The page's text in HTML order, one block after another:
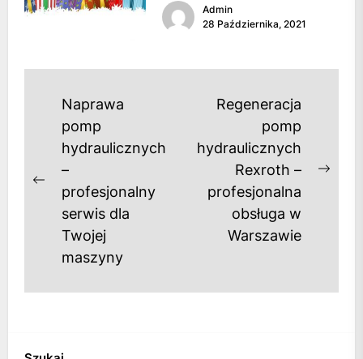
radością. Są to...
Admin
28 Października, 2021
Nawigacja
wpisu
Previous
post:
Naprawa
pomp
hydraulicznych
–
profesjonalny
serwis dla
Twojej
maszyny
Regeneracja
pomp
hydraulicznych
Rexroth –
profesjonalna
obsługa w
Warszawie